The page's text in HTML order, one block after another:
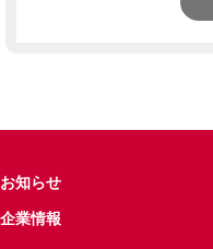
お知らせ
企業情報